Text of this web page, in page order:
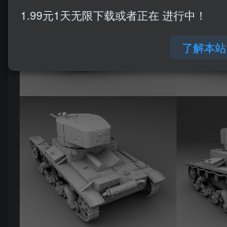
1.99元1天无限下载或者正在 进行中！
了解本站